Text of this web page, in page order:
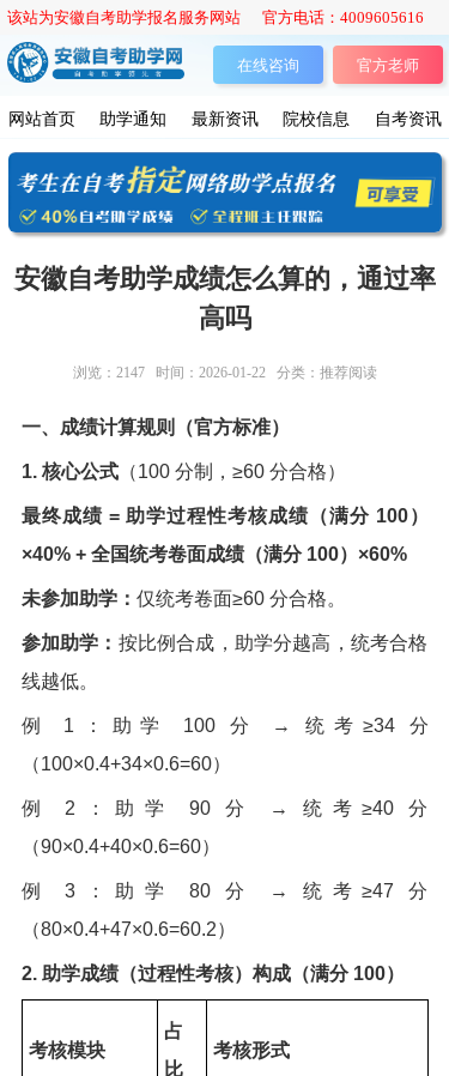
官方老师
网站首页 助学通知 最新资讯 院校信息 自考资讯
该站为安徽自考助学报名服务网站 官方电话：4009605616
在线咨询
安徽自考助学成绩怎么算的，通过率
高吗
浏览： 2147 时间：2026-01-22 分类：推荐阅读
一、成绩计算规则（官方标准）
1. 核心公式（100 分制，≥60 分合格）
最终成绩 = 助学过程性考核成绩（满分 100）
×40% + 全国统考卷面成绩（满分 100）×60%
未参加助学： 仅统考卷面≥60 分合格。
参加助学： 按比例合成，助学分越高，统考合格
线越低。
例 1：助学 100 分 → 统考≥34 分
（100×0.4+34×0.6=60）
例 2：助学 90 分 → 统考≥40 分
（90×0.4+40×0.6=60）
例 3：助学 80 分 → 统考≥47 分
（80×0.4+47×0.6=60.2）
2. 助学成绩（过程性考核）构成（满分 100）
考核模块
占
比
考核形式